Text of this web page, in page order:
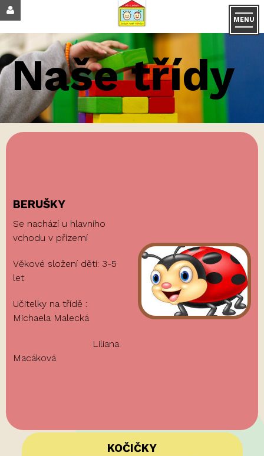
MENU
Naše třídy
BERUŠKY
Se nachází u hlavního
vchodu v přízemí
Věkové složení dětí: 3-5
let
Učitelky na třídě :
Michaela Malecká
Liliana
Macáková
KOČIČKY